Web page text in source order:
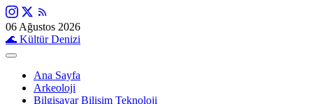
06 Ağustos 2026
🌊 Kültür Denizi
Ana Sayfa
Arkeoloji
Bilgisayar Bilişim Teknoloji